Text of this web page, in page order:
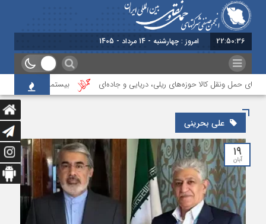
22:50:36 امروز : چهارشنبه - 14 مرداد - 1405
حمل ونقل کالا حوزه‌های ریلی، دریایی و جاده‌ای بیستمین جلسه بخش
علی بحرینی
۱۹
آبان